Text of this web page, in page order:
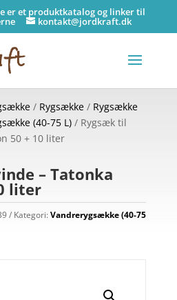
er et produktkatalog og linker til
kontakt@jordkraft.dk
/ Rygsække/ Rygsække
(40-75 L)/ Rygsæk til
50 + 10 liter
– Tatonka
liter
Kategori:Vandrerygsække (40-75